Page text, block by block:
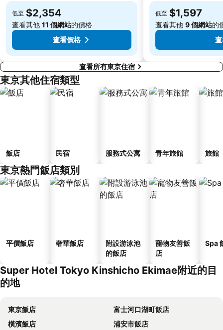
大手釘站
Sugamo Station
兩國國技館
Hamamatsucho station
低至 $2,354
查看其他 11 個網站的價格
查看價格
低至 $1,597
查看其他 9 個網站的
查看所有東京住宿
東京其他住宿類型
飯店 民宿 服務式公寓 青年旅館 旅館
東京熱門飯店類別
平價飯店 奢華飯店
附設游泳池
的飯店
寵物友善飯
店
Spa
Super Hotel Tokyo Kinshicho Ekimae附近的目
的地
東京飯店
富士河口湖町飯店
橫濱飯店
浦安市飯店